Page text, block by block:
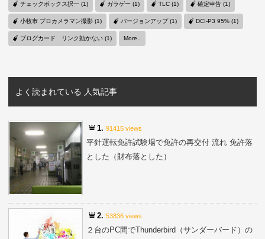
チェックボックス択一 (1) ガラゲー (1) TLC (1) 確定申告 (1)
小牧市 プロカメラマン撮影 (1) バージョンアップ (1) DCI-P3 95% (1)
ブログカード リンク効かない (1) More..
よく読まれている 人気記事
1.91415 views
平針運転免許試験場で免許の再交付 流れ 免許落
とした（財布落とした）
2.53836 views
２台のPC間でThunderbird（サンダーバード）の